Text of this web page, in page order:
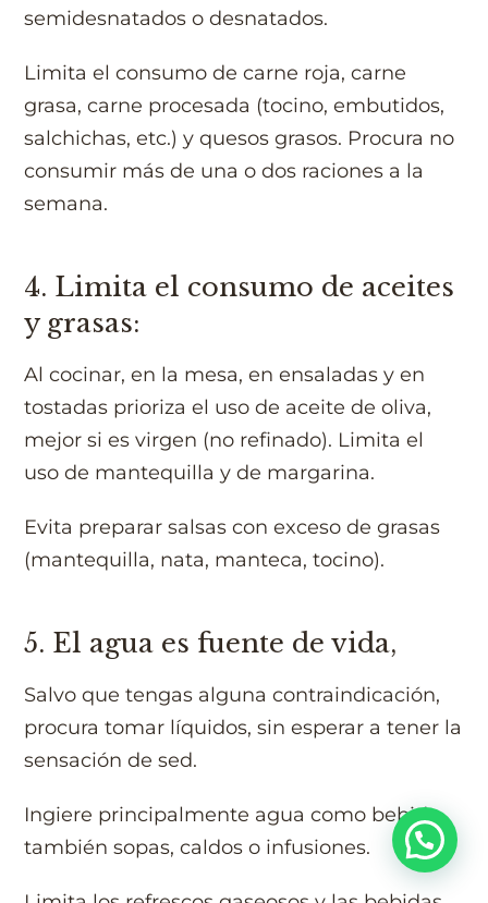
semidesnatados o desnatados.
Limita el consumo de carne roja, carne
grasa, carne procesada (tocino, embutidos,
salchichas, etc.) y quesos grasos. Procura no
consumir más de una o dos raciones a la
semana.
4. Limita el consumo de aceites
y grasas:
Al cocinar, en la mesa, en ensaladas y en
tostadas prioriza el uso de aceite de oliva,
mejor si es virgen (no refinado). Limita el
uso de mantequilla y de margarina.
Evita preparar salsas con exceso de grasas
(mantequilla, nata, manteca, tocino).
5. El agua es fuente de vida,
Salvo que tengas alguna contraindicación,
procura tomar líquidos, sin esperar a tener la
sensación de sed.
Ingiere principalmente agua como bebida,
también sopas, caldos o infusiones.